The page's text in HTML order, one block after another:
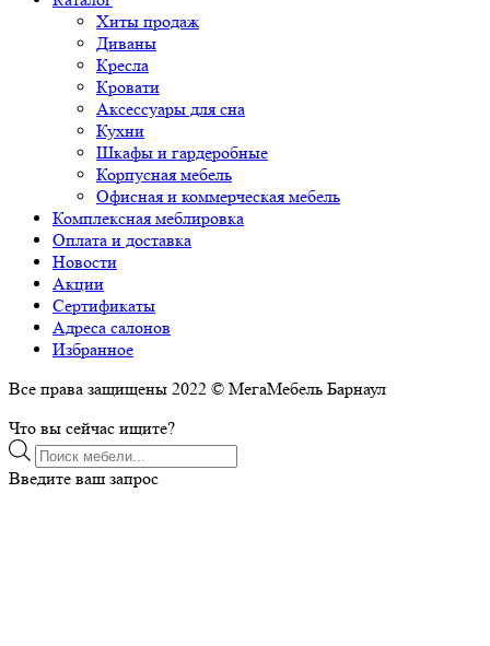
Хиты продаж
Диваны
Кресла
Кровати
Аксессуары для сна
Кухни
Шкафы и гардеробные
Корпусная мебель
Офисная и коммерческая мебель
Комплексная меблировка
Оплата и доставка
Новости
Акции
Сертификаты
Адреса салонов
Избранное
Все права защищены 2022 © МегаМебель Барнаул
Что вы сейчас ищите?
Поиск
товаров
Введите ваш запрос